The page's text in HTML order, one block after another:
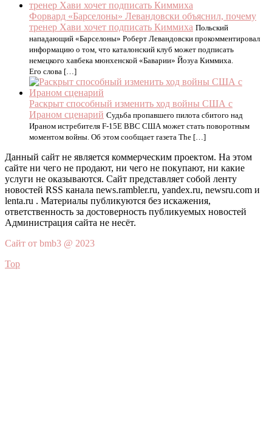
Форвард «Барселоны» Левандовски объяснил, почему
тренер Хави хочет подписать Киммиха Польский
нападающий «Барселоны» Роберт Левандовски прокомментировал
информацию о том, что каталонский клуб может подписать
немецкого хавбека мюнхенской «Баварии» Йозуа Киммиха.
Его слова […]
Раскрыт способный изменить ход войны США с
Ираном сценарий Судьба пропавшего пилота сбитого над
Ираном истребителя F-15E ВВС США может стать поворотным
моментом войны. Об этом сообщает газета The […]
Данный сайт не является коммерческим проектом. На этом
сайте ни чего не продают, ни чего не покупают, ни какие
услуги не оказываются. Сайт представляет собой ленту
новостей RSS канала news.rambler.ru, yandex.ru, newsru.com и
lenta.ru . Материалы публикуются без искажения,
ответственность за достоверность публикуемых новостей
Администрация сайта не несёт.
Сайт от bmb3 @ 2023
Top